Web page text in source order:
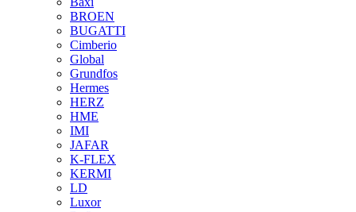
BROEN
BUGATTI
Cimberio
Global
Grundfos
Hermes
HERZ
HME
IMI
JAFAR
K-FLEX
KERMI
LD
Luxor